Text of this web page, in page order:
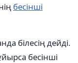
бесінші
білесің дейді.
бесінші